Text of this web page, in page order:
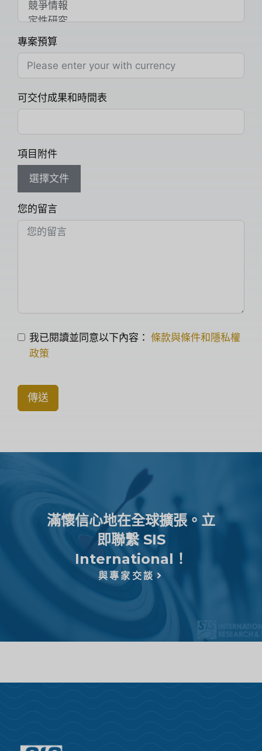
專案預算
可交付成果和時間表
項目附件
選擇文件
您的留言
我已閱讀並同意以下內容： 條款與條件和隱私權
政策
傳送
滿懷信心地在全球擴張。立
即聯繫 SIS
International！
與專家交談